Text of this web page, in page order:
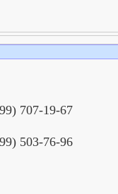
707-19-67
503-76-96